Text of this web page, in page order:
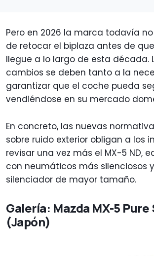
Pero en 2026 la marca todavía
de retocar el biplaza antes de
llegue a lo largo de esta década.
cambios se deben tanto a la
garantizar que el coche pueda
vendiéndose en su mercado
En concreto, las nuevas
sobre ruido exterior obligan a los
revisar una vez más el MX-5 ND,
con neumáticos más silenciosos
silenciador de mayor tamaño.
Galería: Mazda MX-5
(Japón)